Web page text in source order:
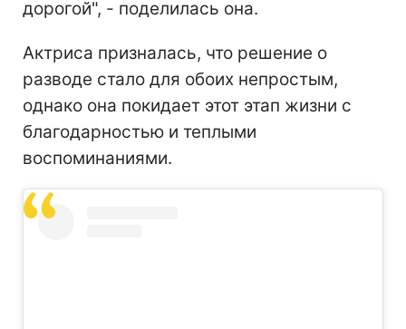
дорогой", - поделилась она.
Актриса призналась, что решение о
разводе стало для обоих непростым,
однако она покидает этот этап жизни с
благодарностью и теплыми
воспоминаниями.